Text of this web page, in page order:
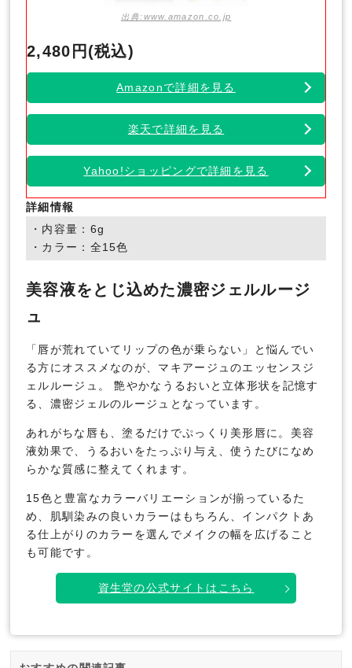
出典:www.amazon.co.jp
2,480円(税込)
Amazonで詳細を見る
楽天で詳細を見る
Yahoo!ショッピングで詳細を見る
詳細情報
・内容量：6g
・カラー：全15色
美容液をとじ込めた濃密ジェルルージ
ュ
「唇が荒れていてリップの色が乗らない」と悩んでい
る方にオススメなのが、マキアージュのエッセンスジ
ェルルージュ。 艶やかなうるおいと立体形状を記憶す
る、濃密ジェルのルージュとなっています。
あれがちな唇も、塗るだけでぷっくり美形唇に。美容
液効果で、うるおいをたっぷり与え、使うたびになめ
らかな質感に整えてくれます。
15色と豊富なカラーバリエーションが揃っているた
め、肌馴染みの良いカラーはもちろん、インパクトあ
る仕上がりのカラーを選んでメイクの幅を広げること
も可能です。
資生堂の公式サイトはこちら